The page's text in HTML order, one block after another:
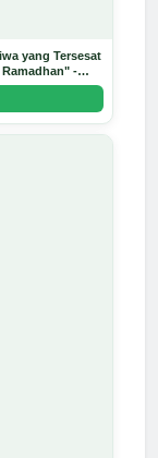
yang Tersesat
-